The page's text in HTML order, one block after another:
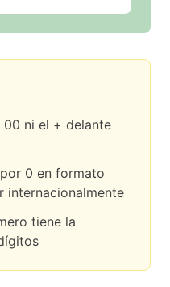
00 ni el + delante
0 en formato
internacionalmente
tiene la